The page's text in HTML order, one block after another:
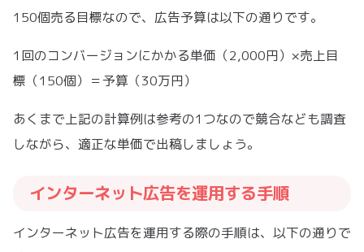
150個売る目標なので、広告予算は以下の通りです。
1回のコンバージョンにかかる単価（2,000円）×売上目
標（150個）＝予算（30万円）
あくまで上記の計算例は参考の1つなので競合なども調査
しながら、適正な単価で出稿しましょう。
インターネット広告を運用する手順
インターネット広告を運用する際の手順は、以下の通りで